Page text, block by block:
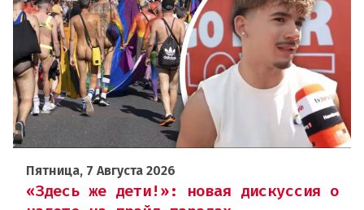
Пятница, 7 Августа 2026
«Здесь же дети!»: новая дискуссия о